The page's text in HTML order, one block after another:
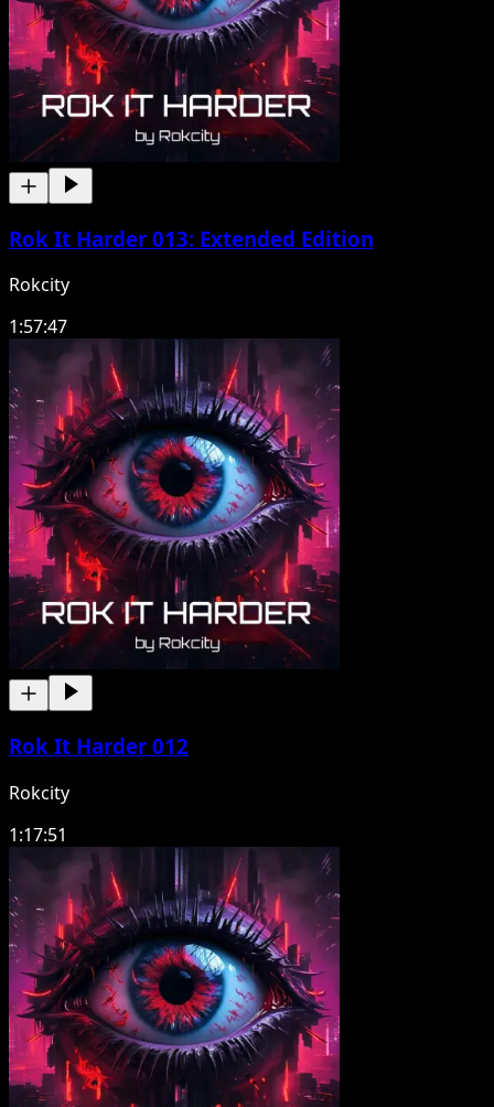
Rok It Harder 013: Extended Edition
Rokcity
1:57:47
Rok It Harder 012
Rokcity
1:17:51